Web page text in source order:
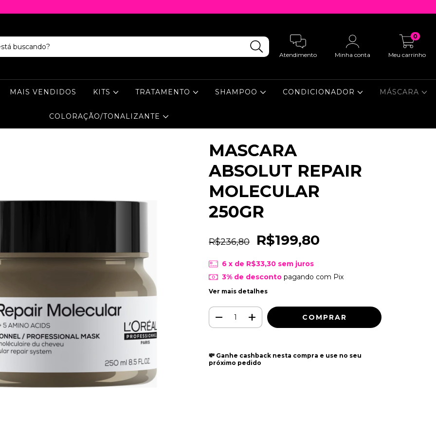
Atendimento Minha conta Meu carrinho
0
MAIS VENDIDOS KITS TRATAMENTO SHAMPOO CONDICIONADOR MÁSCARA
COLORAÇÃO/TONALIZANTE
MASCARA
ABSOLUT REPAIR
MOLECULAR
250GR
R$236,80 R$199,80
6 x de R$33,30 sem juros
3% de descontopagando com Pix
Ver mais detalhes
💸 Ganhe cashback nesta compra e use no seu
próximo pedido